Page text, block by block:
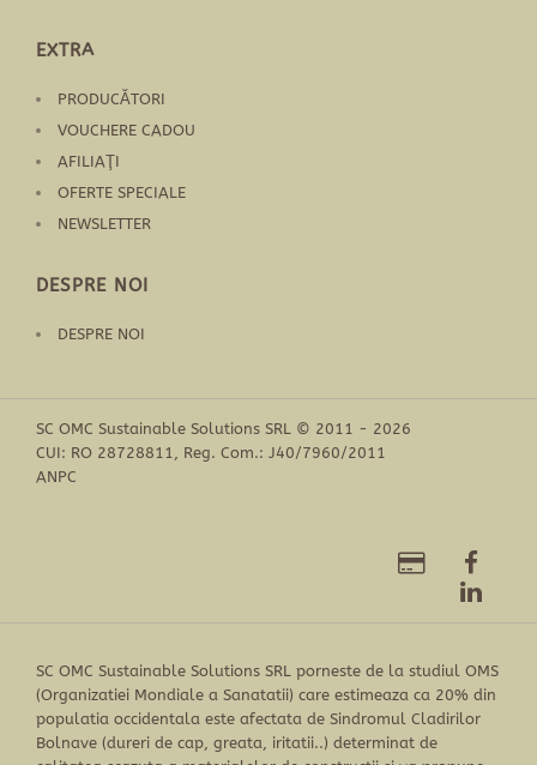
EXTRA
PRODUCĂTORI
VOUCHERE CADOU
AFILIAŢI
OFERTE SPECIALE
NEWSLETTER
DESPRE NOI
DESPRE NOI
SC OMC Sustainable Solutions SRL © 2011 - 2026
CUI: RO 28728811, Reg. Com.: J40/7960/2011
ANPC
SC OMC Sustainable Solutions SRL porneste de la studiul OMS
(Organizatiei Mondiale a Sanatatii) care estimeaza ca 20% din
populatia occidentala este afectata de Sindromul Cladirilor
Bolnave (dureri de cap, greata, iritatii..) determinat de